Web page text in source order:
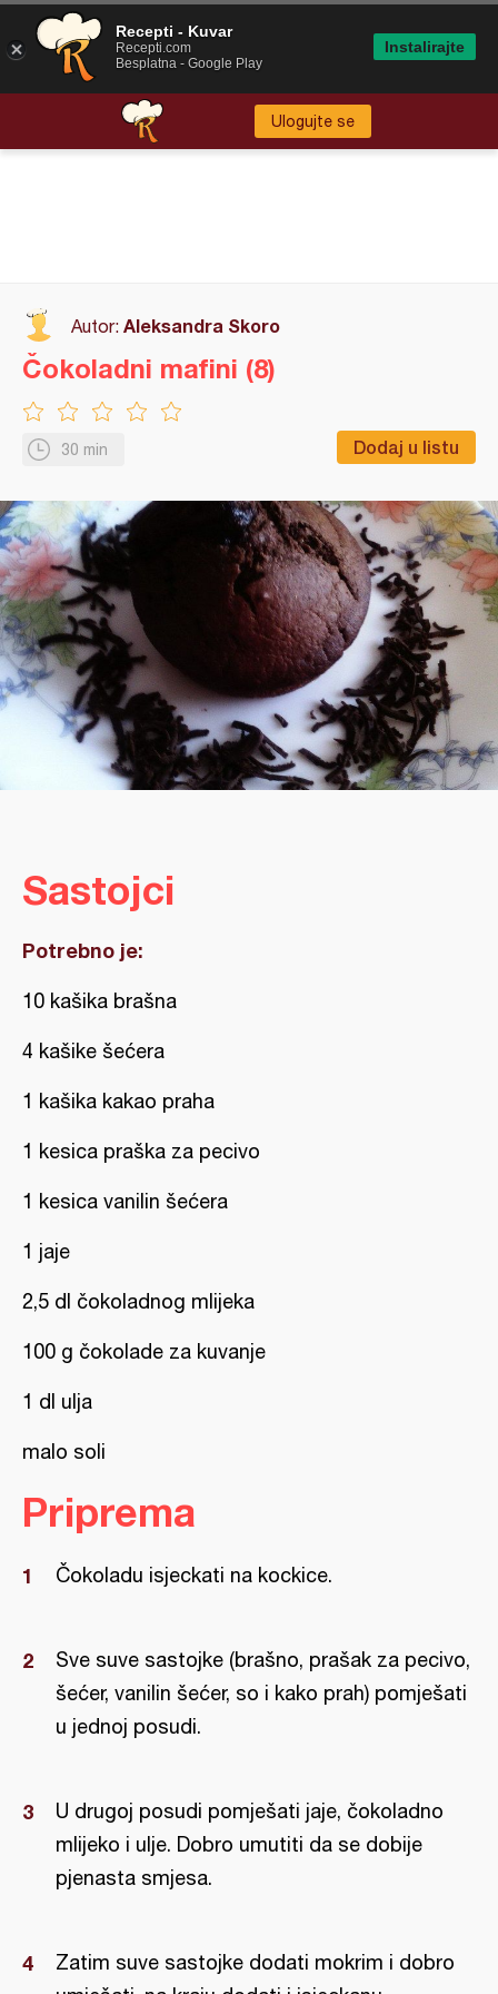
Ulogujte se
Autor: Aleksandra Skoro
30 min Dodaj u listu
Čokoladni mafini (8)
Sastojci
Potrebno je:
10 kašika brašna
4 kašike šećera
1 kašika kakao praha
1 kesica praška za pecivo
1 kesica vanilin šećera
1 jaje
2,5 dl čokoladnog mlijeka
100 g čokolade za kuvanje
1 dl ulja
malo soli
Priprema
Čokoladu isjeckati na kockice.
Sve suve sastojke (brašno, prašak za pecivo,
šećer, vanilin šećer, so i kako prah) pomješati
u jednoj posudi.
U drugoj posudi pomješati jaje, čokoladno
mlijeko i ulje. Dobro umutiti da se dobije
pjenasta smjesa.
Zatim suve sastojke dodati mokrim i dobro
Recepti - Kuvar
Recepti.com
Besplatna - Google Play
Instalirajte